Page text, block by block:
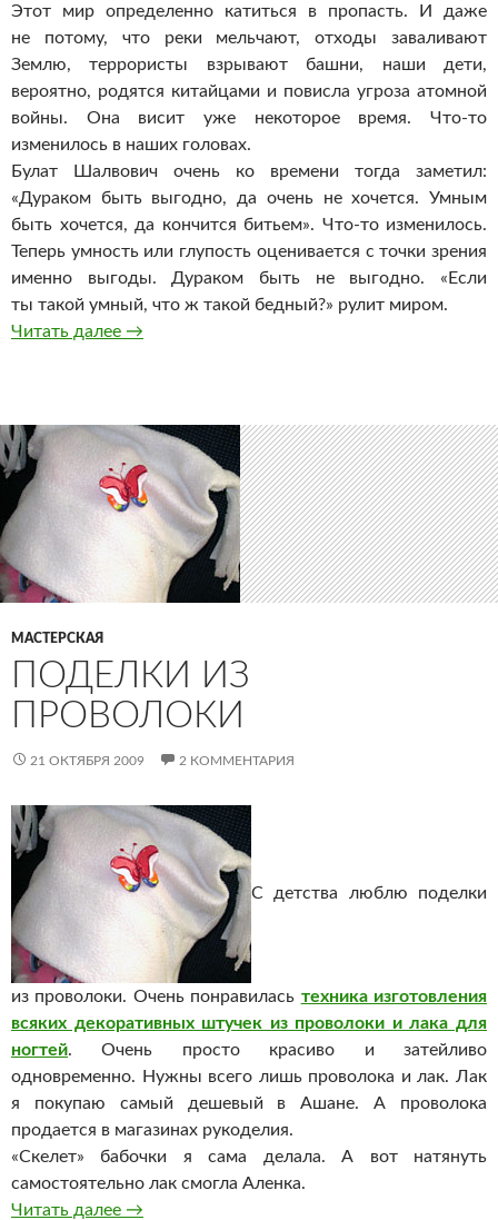
Этот мир определенно катиться в пропасть. И даже
не потому, что реки мельчают, отходы заваливают
Землю, террористы взрывают башни, наши дети,
вероятно, родятся китайцами и повисла угроза атомной
войны. Она висит уже некоторое время. Что-то
изменилось в наших головах.
Булат Шалвович очень ко времени тогда заметил:
«Дураком быть выгодно, да очень не хочется. Умным
быть хочется, да кончится битьем». Что-то изменилось.
Теперь умность или глупость оценивается с точки зрения
именно выгоды. Дураком быть не выгодно. «Если
ты такой умный, что ж такой бедный?» рулит миром.
Читать далее Дураком быть выгодно?
→
МАСТЕРСКАЯ
ПОДЕЛКИ ИЗ
ПРОВОЛОКИ
21 ОКТЯБРЯ 2009 2 КОММЕНТАРИЯ
С детства люблю поделки
из проволоки. Очень понравилась техника изготовления
всяких декоративных штучек из проволоки и лака для
ногтей. Очень просто красиво и затейливо
одновременно. Нужны всего лишь проволока и лак. Лак
я покупаю самый дешевый в Ашане. А проволока
продается в магазинах рукоделия.
«Скелет» бабочки я сама делала. А вот натянуть
самостоятельно лак смогла Аленка.
Читать далее Поделки из проволоки
→